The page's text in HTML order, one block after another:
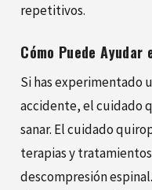
repetitivos.
Cómo Puede
Si has experimentado
accidente, el cuidado
sanar. El cuidado
terapias y
descompresión